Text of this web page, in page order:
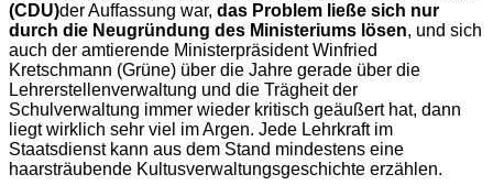
(CDU)der Auffassung war, das Problem ließe sich nur
durch die Neugründung des Ministeriums lösen, und sich
auch der amtierende Ministerpräsident Winfried
Kretschmann (Grüne) über die Jahre gerade über die
Lehrerstellenverwaltung und die Trägheit der
Schulverwaltung immer wieder kritisch geäußert hat, dann
liegt wirklich sehr viel im Argen. Jede Lehrkraft im
Staatsdienst kann aus dem Stand mindestens eine
haarsträubende Kultusverwaltungsgeschichte erzählen.